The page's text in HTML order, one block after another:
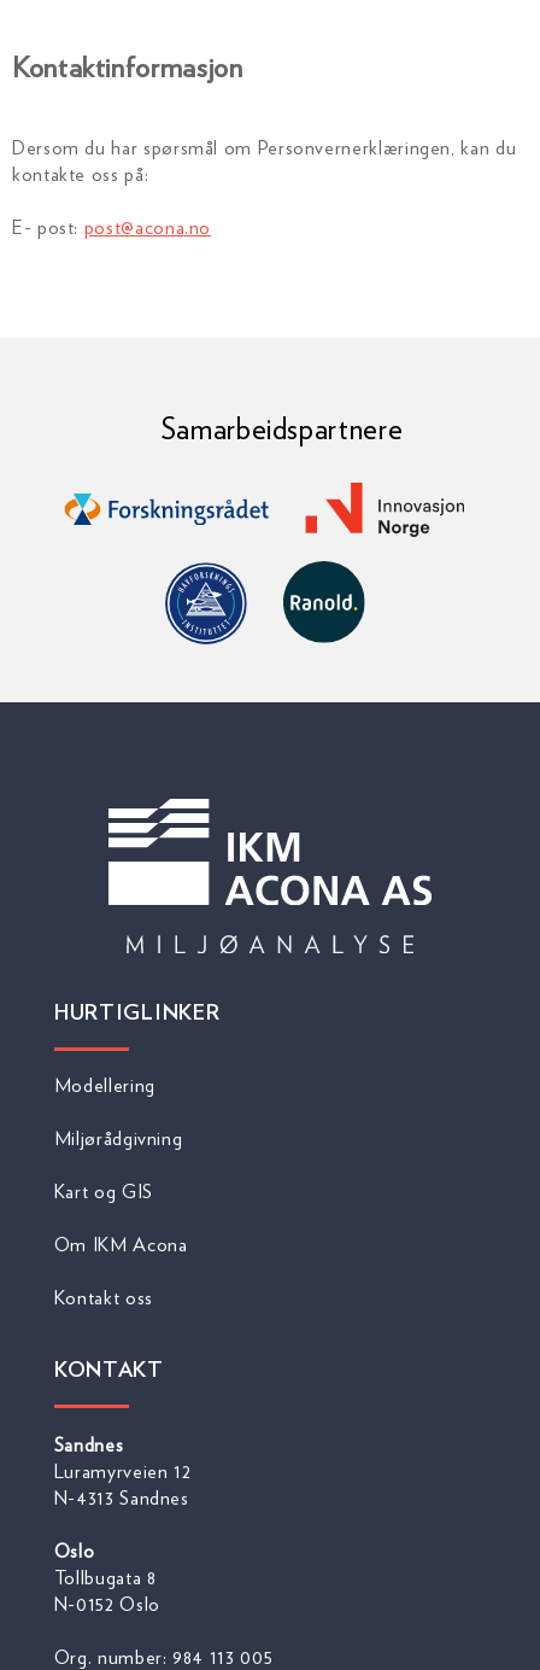
Kontaktinformasjon
Dersom du har spørsmål om Personvernerklæringen, kan du
kontakte oss på:
E- post: post@acona.no
Samarbeidspartnere
HURTIGLINKER
Modellering
Miljørådgivning
Kart og GIS
Om IKM Acona
Kontakt oss
KONTAKT
Sandnes
Luramyrveien 12
N-4313 Sandnes
Oslo
Tollbugata 8
N-0152 Oslo
Org. number: 984 113 005